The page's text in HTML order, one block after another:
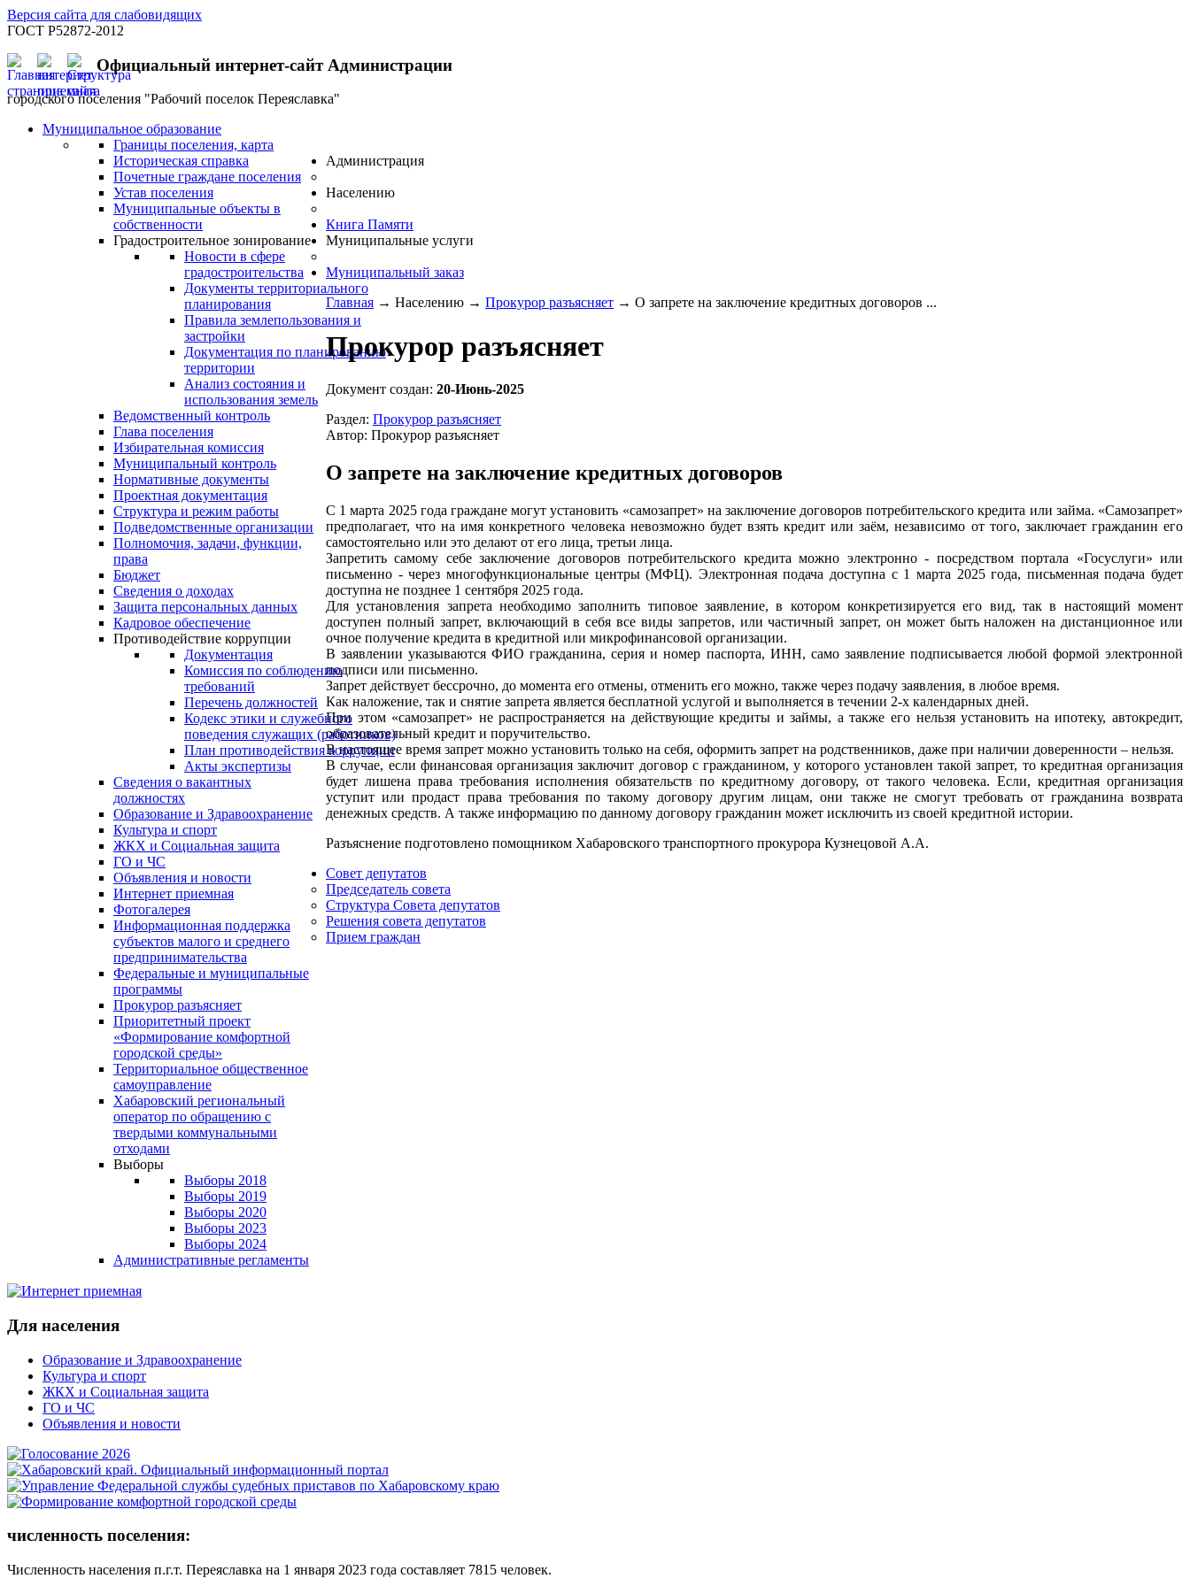
Версия сайта для слабовидящих
ГОСТ Р52872-2012
Официальный интернет-сайт Администрации
городского поселения "Рабочий поселок Переяславка"
Муниципальное образование
Границы поселения, карта
Историческая справка
Почетные граждане поселения
Устав поселения
Муниципальные объекты в
собственности
Градостроительное зонирование
Новости в сфере
градостроительства
Документы территориального
планирования
Правила землепользования и
застройки
Документация по планированию
территории
Анализ состояния и
использования земель
Ведомственный контроль
Глава поселения
Избирательная комиссия
Муниципальный контроль
Администрация
Нормативные документы
Проектная документация
Структура и режим работы
Подведомственные организации
Полномочия, задачи, функции,
права
Бюджет
Сведения о доходах
Защита персональных данных
Кадровое обеспечение
Противодействие коррупции
Документация
Комиссия по соблюдению
требований
Перечень должностей
Кодекс этики и служебного
поведения служащих (работников)
План противодействия коррупции
Акты экспертизы
Сведения о вакантных
должностях
Населению
Образование и Здравоохранение
Культура и спорт
ЖКХ и Социальная защита
ГО и ЧС
Объявления и новости
Интернет приемная
Фотогалерея
Информационная поддержка
субъектов малого и среднего
предпринимательства
Федеральные и муниципальные
программы
Прокурор разъясняет
Приоритетный проект
«Формирование комфортной
городской среды»
Территориальное общественное
самоуправление
Хабаровский региональный
оператор по обращению с
твердыми коммунальными
отходами
Выборы
Выборы 2018
Выборы 2019
Выборы 2020
Выборы 2023
Выборы 2024
Книга Памяти
Муниципальные услуги
Административные регламенты
Муниципальный заказ
Главная → Населению → Прокурор разъясняет → О запрете на заключение кредитных договоров ...
Прокурор разъясняет
Документ создан: 20-Июнь-2025
Раздел: Прокурор разъясняет
Автор: Прокурор разъясняет
О запрете на заключение кредитных договоров
С 1 марта 2025 года граждане могут установить «самозапрет» на заключение договоров потребительского кредита или займа. «Самозапрет»
предполагает, что на имя конкретного человека невозможно будет взять кредит или заём, независимо от того, заключает гражданин его
самостоятельно или это делают от его лица, третьи лица.
Запретить самому себе заключение договоров потребительского кредита можно электронно - посредством портала «Госуслуги» или
письменно - через многофункциональные центры (МФЦ). Электронная подача доступна с 1 марта 2025 года, письменная подача будет
доступна не позднее 1 сентября 2025 года.
Для установления запрета необходимо заполнить типовое заявление, в котором конкретизируется его вид, так в настоящий момент
доступен полный запрет, включающий в себя все виды запретов, или частичный запрет, он может быть наложен на дистанционное или
очное получение кредита в кредитной или микрофинансовой организации.
В заявлении указываются ФИО гражданина, серия и номер паспорта, ИНН, само заявление подписывается любой формой электронной
подписи или письменно.
Запрет действует бессрочно, до момента его отмены, отменить его можно, также через подачу заявления, в любое время.
Как наложение, так и снятие запрета является бесплатной услугой и выполняется в течении 2-х календарных дней.
При этом «самозапрет» не распространяется на действующие кредиты и займы, а также его нельзя установить на ипотеку, автокредит,
образовательный кредит и поручительство.
В настоящее время запрет можно установить только на себя, оформить запрет на родственников, даже при наличии доверенности – нельзя.
В случае, если финансовая организация заключит договор с гражданином, у которого установлен такой запрет, то кредитная организация
будет лишена права требования исполнения обязательств по кредитному договору, от такого человека. Если, кредитная организация
уступит или продаст права требования по такому договору другим лицам, они также не смогут требовать от гражданина возврата
денежных средств. А также информацию по данному договору гражданин может исключить из своей кредитной истории.
Разъяснение подготовлено помощником Хабаровского транспортного прокурора Кузнецовой А.А.
Совет депутатов
Председатель совета
Структура Совета депутатов
Решения совета депутатов
Прием граждан
Для населения
Образование и Здравоохранение
Культура и спорт
ЖКХ и Социальная защита
ГО и ЧС
Объявления и новости
численность поселения:
Численность населения п.г.т. Переяславка на 1 января 2023 года составляет 7815 человек.